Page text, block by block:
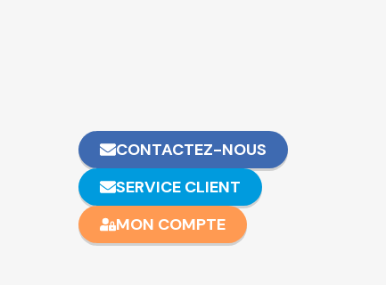
CONTACTEZ-NOUS
SERVICE CLIENT
MON COMPTE